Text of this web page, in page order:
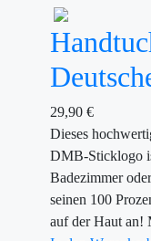
29,90 €
Dieses
DMB-Sticklogo
Badezimmer
seinen 100
auf der Haut an!